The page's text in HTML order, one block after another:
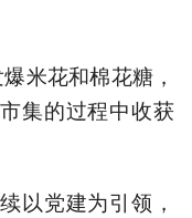
米花和棉花糖，
集的过程中收获
以党建为引领，